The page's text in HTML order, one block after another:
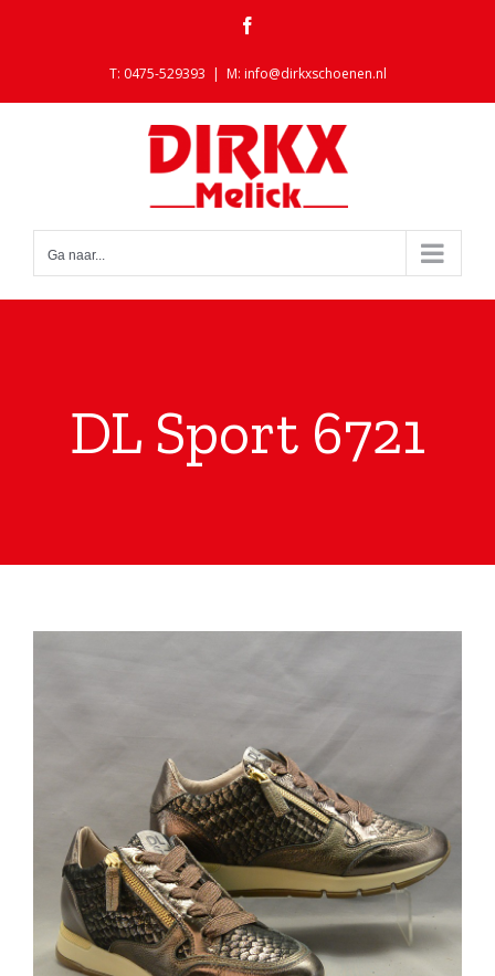
T: 0475-529393 | M: info@dirkxschoenen.nl
Ga naar...
DL Sport 6721